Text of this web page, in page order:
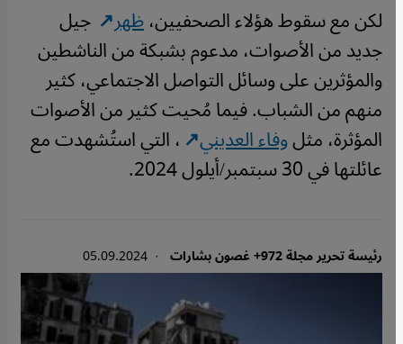
لكن مع سقوط هؤلاء الصحفيين،ظهر جيل
جديد من الأصوات، مدعوم بشبكة من الناشطين
والمؤثرين على وسائل التواصل الاجتماعي، كثير
منهم من الشباب. فيما مُحيت كثير من الأصوات
المؤثرة، مثلوفاء العديني ، التي استُشهدت مع
عائلتها في 30 سبتمبر/أيلول 2024.
رئيسة تحرير مجلة 972+ غصون بشارات · 05.09.2024